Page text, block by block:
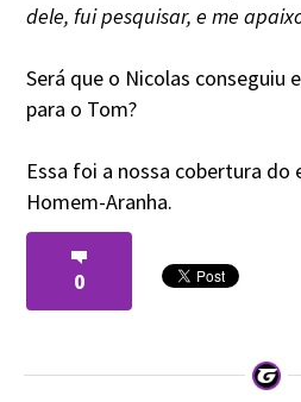
dele, fui pesquisar, e me
Será que o Nicolas conseguiu
para o Tom?
Essa foi a nossa cobertura
Homem-Aranha.
0